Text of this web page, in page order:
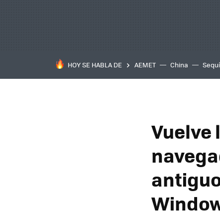
HOY SE HABLA DE AEMET China
Vuelve